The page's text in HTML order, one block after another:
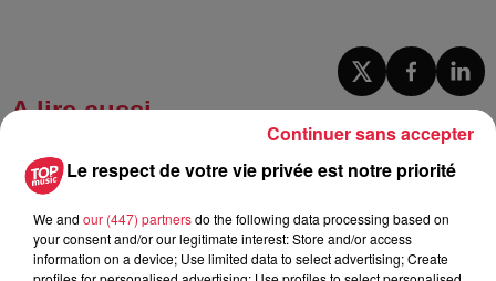
A lire aussi
6 août 2026
robinets
Le respect de votre vie privée est notre priorité
We and our (447) partnersdo the following data processing based on
your consent and/or our legitimate interest: Store and/or access
information on a device; Use limited data to select advertising; Create
Continuer sans accepter